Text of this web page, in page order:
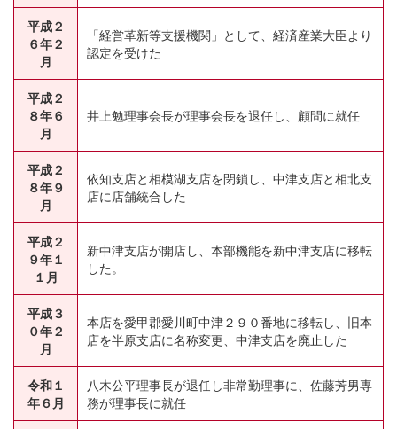
平成２
６年２
月
「経営革新等支援機関」として、経済産業大臣より
認定を受けた
平成２
８年６
月
井上勉理事会長が理事会長を退任し、顧問に就任
平成２
８年９
月
依知支店と相模湖支店を閉鎖し、中津支店と相北支
店に店舗統合した
平成２
９年１
１月
新中津支店が開店し、本部機能を新中津支店に移転
した。
平成３
０年２
月
本店を愛甲郡愛川町中津２９０番地に移転し、旧本
店を半原支店に名称変更、中津支店を廃止した
令和１
年６月
八木公平理事長が退任し非常勤理事に、佐藤芳男専
務が理事長に就任